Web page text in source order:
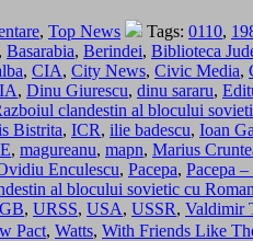
, Top News Tags: 0110,
, Basarabia, Berindei, Biblioteca
, CIA, City News, Civic Media,
, Dinu Giurescu, dinu sararu,
clandestin al blocului
Bistrita, ICR, ilie badescu, Ioan
, magureanu, mapn, Marius
Enculescu, Pacepa, Pacepa
al blocului sovietic cu
, URSS, USA, USSR, Valdimir
Pact, Watts, With Friends Like